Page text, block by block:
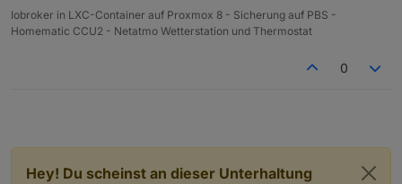
Iobroker in LXC-Container auf Proxmox 8 - Sicherung auf PBS -
Homematic CCU2 - Netatmo Wetterstation und Thermostat
0
Hey! Du scheinst an dieser Unterhaltung